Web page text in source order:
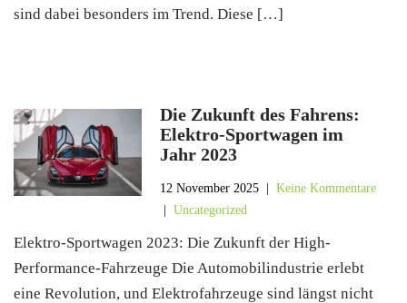
sind dabei besonders im Trend. Diese […]
Die Zukunft des Fahrens:
Elektro-Sportwagen im
Jahr 2023
12 November 2025 |Keine Kommentare
|Uncategorized
Elektro-Sportwagen 2023: Die Zukunft der High-
Performance-Fahrzeuge Die Automobilindustrie erlebt
eine Revolution, und Elektrofahrzeuge sind längst nicht